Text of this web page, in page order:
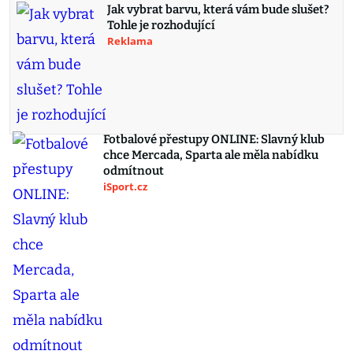
Jak vybrat barvu, která vám bude slušet?
Tohle je rozhodující
Reklama
Fotbalové přestupy ONLINE: Slavný klub
chce Mercada, Sparta ale měla nabídku
odmítnout
iSport.cz